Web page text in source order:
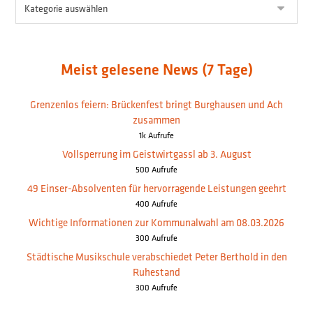
Meist gelesene News (7 Tage)
Grenzenlos feiern: Brückenfest bringt Burghausen und Ach
zusammen
1k Aufrufe
Vollsperrung im Geistwirtgassl ab 3. August
500 Aufrufe
49 Einser-Absolventen für hervorragende Leistungen geehrt
400 Aufrufe
Wichtige Informationen zur Kommunalwahl am 08.03.2026
300 Aufrufe
Städtische Musikschule verabschiedet Peter Berthold in den
Ruhestand
300 Aufrufe